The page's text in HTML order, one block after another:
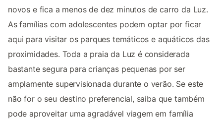
novos e fica a menos de dez minutos de carro da Luz.
As famílias com adolescentes podem optar por ficar
aqui para visitar os parques temáticos e aquáticos das
proximidades. Toda a praia da Luz é considerada
bastante segura para crianças pequenas por ser
amplamente supervisionada durante o verão. Se este
não for o seu destino preferencial, saiba que também
pode aproveitar uma agradável viagem em família